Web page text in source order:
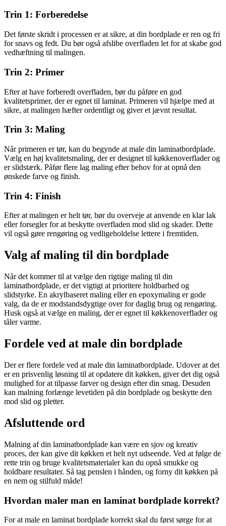
Trin 1: Forberedelse
Det første skridt i processen er at sikre, at din bordplade er ren og fri
for snavs og fedt. Du bør også afslibe overfladen let for at skabe god
vedhæftning til malingen.
Trin 2: Primer
Efter at have forberedt overfladen, bør du påføre en god
kvalitetsprimer, der er egnet til laminat. Primeren vil hjælpe med at
sikre, at malingen hæfter ordentligt og giver et jævnt resultat.
Trin 3: Maling
Når primeren er tør, kan du begynde at male din laminatbordplade.
Vælg en høj kvalitetsmaling, der er designet til køkkenoverflader og
er slidstærk. Påfør flere lag maling efter behov for at opnå den
ønskede farve og finish.
Trin 4: Finish
Efter at malingen er helt tør, bør du overveje at anvende en klar lak
eller forsegler for at beskytte overfladen mod slid og skader. Dette
vil også gøre rengøring og vedligeholdelse lettere i fremtiden.
Valg af maling til din bordplade
Når det kommer til at vælge den rigtige maling til din
laminatbordplade, er det vigtigt at prioritere holdbarhed og
slidstyrke. En akrylbaseret maling eller en epoxymaling er gode
valg, da de er modstandsdygtige over for daglig brug og rengøring.
Husk også at vælge en maling, der er egnet til køkkenoverflader og
tåler varme.
Fordele ved at male din bordplade
Der er flere fordele ved at male din laminatbordplade. Udover at det
er en prisvenlig løsning til at opdatere dit køkken, giver det dig også
mulighed for at tilpasse farver og design efter din smag. Desuden
kan malning forlænge levetiden på din bordplade og beskytte den
mod slid og pletter.
Afsluttende ord
Malning af din laminatbordplade kan være en sjov og kreativ
proces, der kan give dit køkken et helt nyt udseende. Ved at følge de
rette trin og bruge kvalitetsmaterialer kan du opnå smukke og
holdbare resultater. Så tag penslen i hånden, og forny dit køkken på
en nem og stilfuld måde!
Hvordan maler man en laminat bordplade korrekt?
For at male en laminat bordplade korrekt skal du først sørge for at